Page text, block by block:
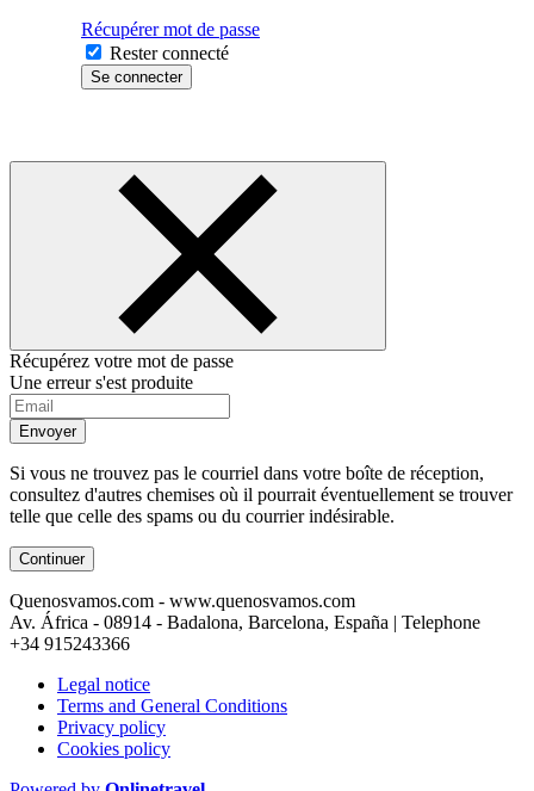
Récupérer mot de passe
Rester connecté
Se connecter
Récupérez votre mot de passe
Une erreur s'est produite
Envoyer
Si vous ne trouvez pas le courriel dans votre boîte de réception,
consultez d'autres chemises où il pourrait éventuellement se trouver
telle que celle des spams ou du courrier indésirable.
Continuer
Quenosvamos.com - www.quenosvamos.com
Av. África - 08914 - Badalona, Barcelona, España | Telephone
+34 915243366
Legal notice
Terms and General Conditions
Privacy policy
Cookies policy